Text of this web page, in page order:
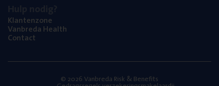
Klan­ten­zo­ne
Van­b­re­da Health
Con­tact
© 2026 Vanbreda Risk & Benefits